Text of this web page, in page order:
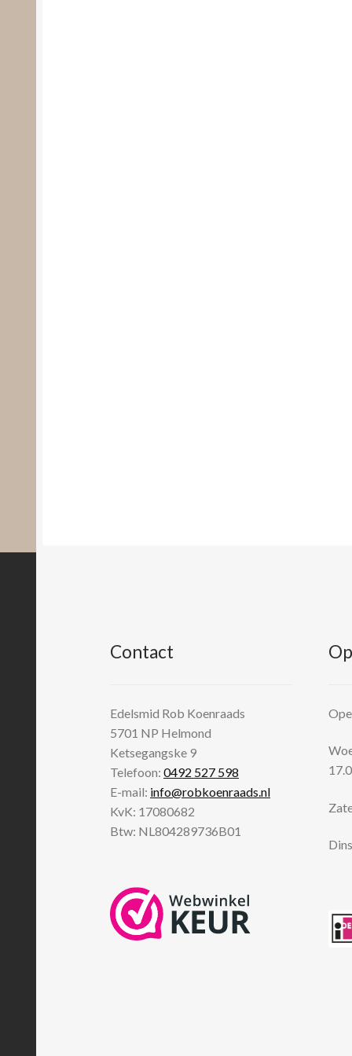
Contact
Edelsmid Rob Koenraads
5701 NP Helmond
Ketsegangske 9
Telefoon:0492 527 598
E-mail: info@robkoenraads.nl
KvK: 17080682
Btw: NL804289736B01